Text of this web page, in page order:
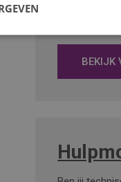
BEKIJK